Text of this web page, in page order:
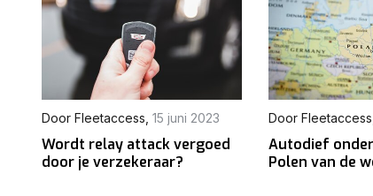
Door Fleetaccess 15 juni 2023
Wordt relay attack vergoed
door je verzekeraar?
Door Fleetaccess
Autodief
Polen van de